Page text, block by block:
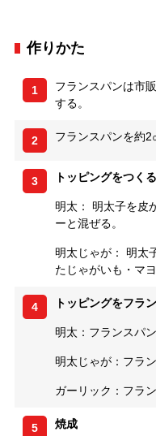
作りかた
1
フランスパンは市
する。
2 フランスパンを約2
3 トッピングをつくる
明太： 明太子を皮
ーと混ぜる。
明太じゃが： 明太
たじゃがいも・マ
4 トッピングをフラ
明太：フランスパ
明太じゃが：フラ
ガーリック：フラ
5 焼成